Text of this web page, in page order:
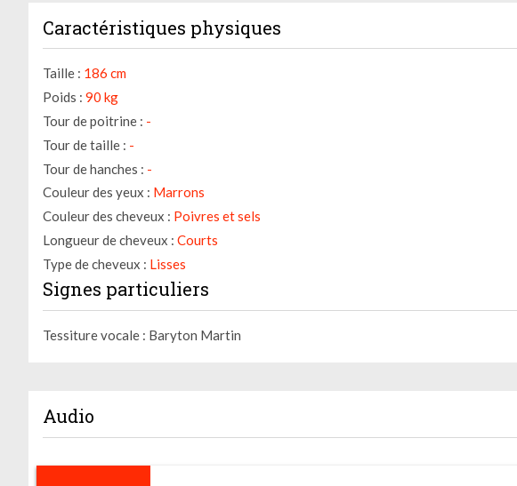
Caractéristiques physiques
Taille : 186 cm
Poids : 90 kg
Tour de poitrine : -
Tour de taille : -
Tour de hanches : -
Couleur des yeux : Marrons
Couleur des cheveux : Poivres et sels
Longueur de cheveux : Courts
Type de cheveux : Lisses
Signes particuliers
Tessiture vocale : Baryton Martin
Audio